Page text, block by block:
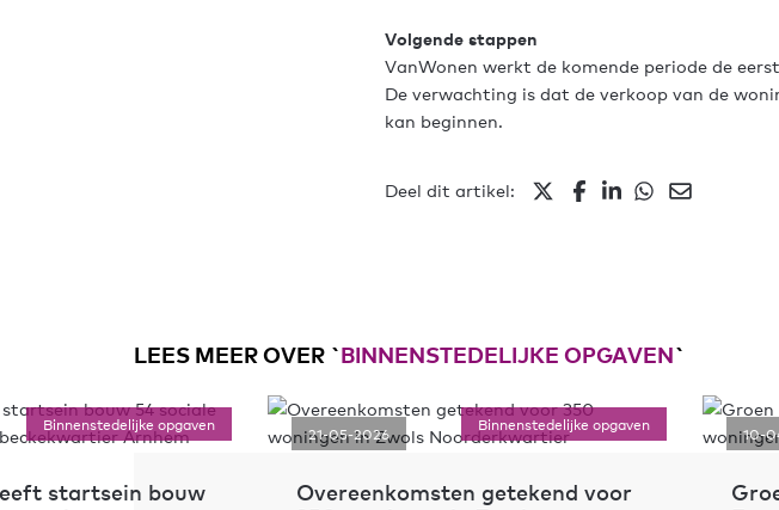
Volgende stappen
VanWonen werkt de komende periode de
De verwachting is dat de verkoop van de
kan beginnen.
Deel dit artikel:
LEES MEER OVER `BINNENSTEDELIJKE OPGAVEN`
Binnenstedelijke opgaven
21-05-2026
Overeenkomsten getekend voor
10-04-2026
Groen licht